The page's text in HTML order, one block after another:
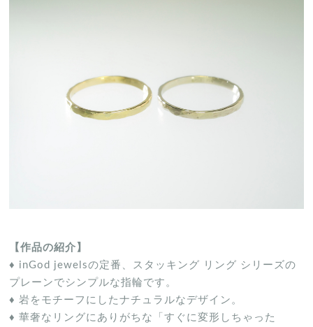
【作品の紹介】
♦ inGod jewelsの定番、スタッキング リング シリーズの
プレーンでシンプルな指輪です。
♦ 岩をモチーフにしたナチュラルなデザイン。
♦ 華奢なリングにありがちな「すぐに変形しちゃった